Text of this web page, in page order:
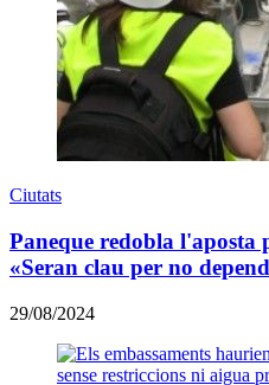
Ciutats
Paneque redobla l'aposta
«Seran clau per no
29/08/2024